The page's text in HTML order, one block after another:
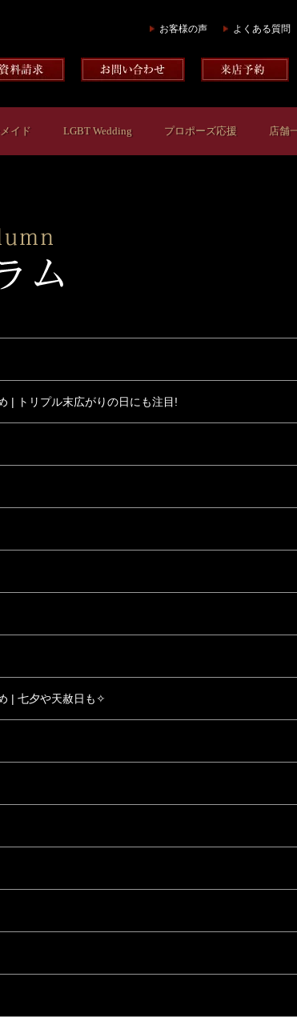
お客様の声 よくある質問
イド LGBT Wedding プロポーズ応援 店舗
| トリプル末広がりの日にも注目!
| 七夕や天赦日も✧